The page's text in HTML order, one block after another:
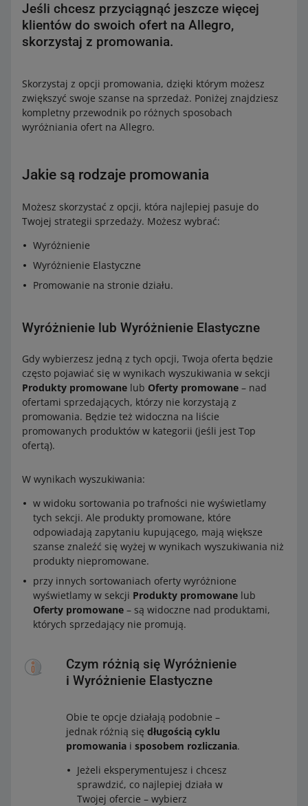
Jeśli chcesz przyciągnąć jeszcze więcej
klientów do swoich ofert na Allegro,
skorzystaj z promowania.
Skorzystaj z opcji promowania, dzięki którym możesz
zwiększyć swoje szanse na sprzedaż. Poniżej znajdziesz
kompletny przewodnik po różnych sposobach
wyróżniania ofert na Allegro.
Jakie są rodzaje promowania
Możesz skorzystać z opcji, która najlepiej pasuje do
Twojej strategii sprzedaży. Możesz wybrać:
Wyróżnienie
Wyróżnienie Elastyczne
Promowanie na stronie działu.
Wyróżnienie lub Wyróżnienie Elastyczne
Gdy wybierzesz jedną z tych opcji, Twoja oferta będzie
często pojawiać się w wynikach wyszukiwania w sekcji
Produkty promowane lub Oferty promowane – nad
ofertami sprzedających, którzy nie korzystają z
promowania. Będzie też widoczna na liście
promowanych produktów w kategorii (jeśli jest Top
ofertą).
W wynikach wyszukiwania:
w widoku sortowania po trafności nie wyświetlamy
tych sekcji. Ale produkty promowane, które
odpowiadają zapytaniu kupującego, mają większe
szanse znaleźć się wyżej w wynikach wyszukiwania niż
produkty niepromowane.
przy innych sortowaniach oferty wyróżnione
wyświetlamy w sekcji Produkty promowane lub
Oferty promowane – są widoczne nad produktami,
których sprzedający nie promują.
Czym różnią się Wyróżnienie
i Wyróżnienie Elastyczne
Obie te opcje działają podobnie –
jednak różnią się długością cyklu
promowania i sposobem rozliczania.
Jeżeli eksperymentujesz i chcesz
sprawdzić, co najlepiej działa w
Twojej ofercie – wybierz